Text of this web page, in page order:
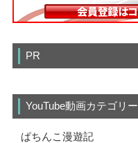
PR
YouTube動画カテゴリー
ぱちんこ漫遊記